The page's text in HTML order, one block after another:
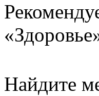
Найдите